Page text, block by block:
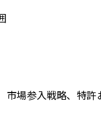
市場参入戦略、特許